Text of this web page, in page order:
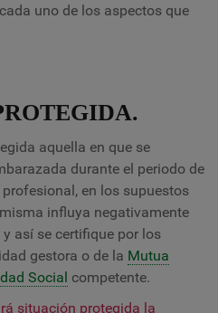
uno de los aspectos que
aquella en que se
durante el periodo de
en los supuestos
influya negativamente
así se certifique por los
gestora o de la Mutua
Social competente.
situación protegida la